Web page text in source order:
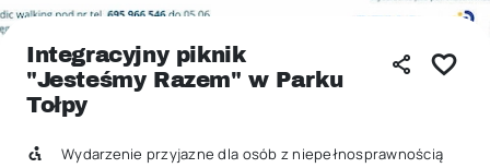
Integracyjny piknik
"Jesteśmy Razem" w Parku
Tołpy
Wydarzenie przyjazne dla osób z niepełnosprawnością